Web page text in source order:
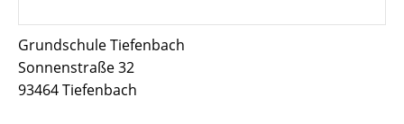
Grundschule Tiefenbach
Sonnenstraße 32
93464 Tiefenbach